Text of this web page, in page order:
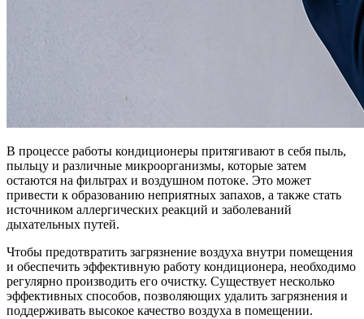
В процессе работы кондиционеры притягивают в себя пыль,
пыльцу и различные микроорганизмы, которые затем
остаются на фильтрах и воздушном потоке. Это может
привести к образованию неприятных запахов, а также стать
источником аллергических реакций и заболеваний
дыхательных путей.
Чтобы предотвратить загрязнение воздуха внутри помещения
и обеспечить эффективную работу кондиционера, необходимо
регулярно производить его очистку. Существует несколько
эффективных способов, позволяющих удалить загрязнения и
поддерживать высокое качество воздуха в помещении.